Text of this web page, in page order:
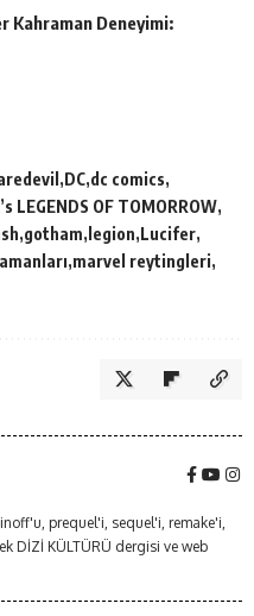
Kahraman Deneyimi:
DC dc comics
LEGENDS OF TOMORROW
gotham legion Lucifer
marvel reytingleri
prequel'i, sequel'i, remake'i,
DİZİ KÜLTÜRÜ dergisi ve web